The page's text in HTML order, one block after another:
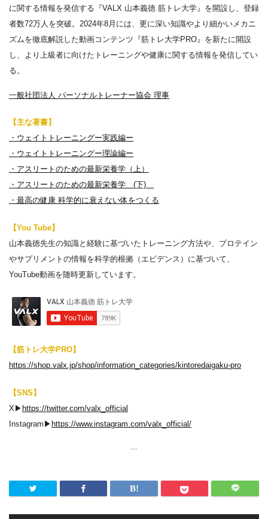
に関する情報を発信する『VALX 山本義徳 筋トレ大学』を開設し、登録
者数72万人を突破。2024年8月には、更に深い知識やより細かいメカニ
ズムを徹底解説した動画コンテンツ『筋トレ大学PRO』を新たに開設
し、より上級者に向けたトレーニングや健康に関する情報を発信してい
る。
一般社団法人 パーソナルトレーナー協会 理事
【主な著書】
・ウェイトトレーニングー実践編ー
・ウェイトトレーニングー理論編ー
・アスリートのための最新栄養学（上）
・アスリートのための最新栄養学 (下)
・最高の健康 科学的に衰えない体をつくる
【You Tube】
山本義徳先生の知識と経験に基づいたトレーニング方法や、プロテイン
やサプリメントの情報を科学的根拠（エビデンス）に基づいて、
YouTube動画を随時更新しています。
【筋トレ大学PRO】
https://shop.valx.jp/shop/information_categories/kintoredaigaku-pro
【SNS】
X▶︎ https://twitter.com/valx_official
Instagram▶︎ https://www.instagram.com/valx_official/